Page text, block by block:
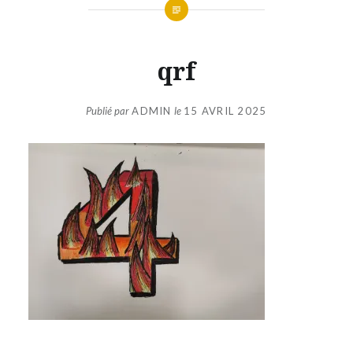
qrf
Publié parADMIN le 15 AVRIL 2025